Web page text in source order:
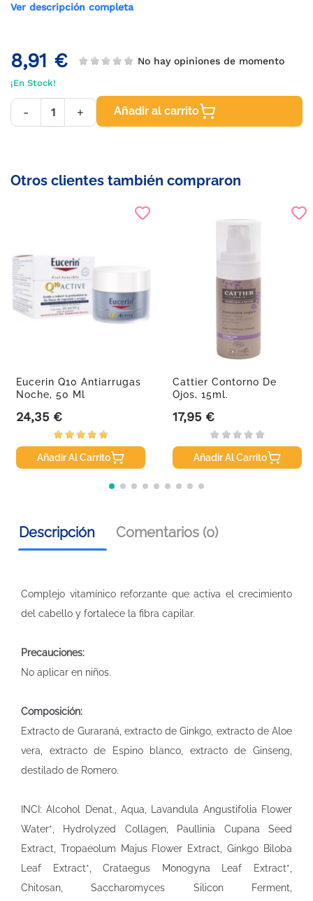
Ver descripción completa
8,91 € No hay opiniones de momento
¡En Stock!
- + Añadir al carrito
Otros clientes también compraron
Eucerin Q10 Antiarrugas
Noche, 50 Ml
Precio
24,35 €
Añadir Al Carrito
Cattier Contorno De
Ojos, 15ml.
Precio
17,95 €
Añadir Al Carrito
Descripción Comentarios (0)
Complejo vitamínico reforzante que activa el crecimiento
del cabello y fortalece la fibra capilar.
Precauciones:
No aplicar en niños.
Composición:
Extracto de Guraraná, extracto de Ginkgo, extracto de Aloe
vera, extracto de Espino blanco, extracto de Ginseng,
destilado de Romero.
INCI: Alcohol Denat., Aqua, Lavandula Angustifolia Flower
Water*, Hydrolyzed Collagen, Paullinia Cupana Seed
Extract, Tropaeolum Majus Flower Extract, Ginkgo Biloba
Leaf Extract*, Crataegus Monogyna Leaf Extract*,
Chitosan, Saccharomyces Silicon Ferment,